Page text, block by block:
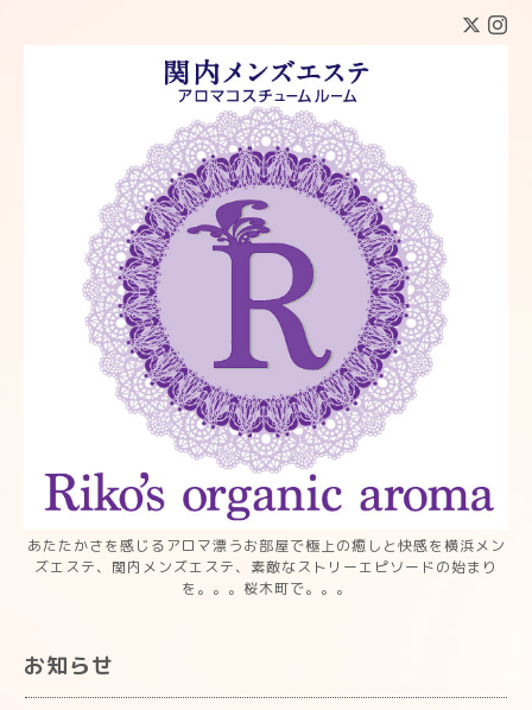
あたたかさを感じるアロマ漂うお部屋で極上の癒しと快感を横浜メン
ズエステ、関内メンズエステ、素敵なストリーエピソードの始まり
を。。。桜木町で。。。
お知らせ